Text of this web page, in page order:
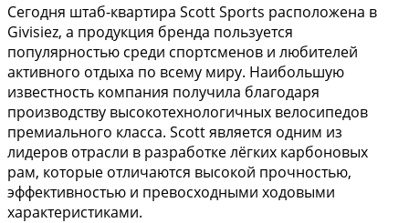
Сегодня штаб-квартира Scott Sports расположена в
Givisiez, а продукция бренда пользуется
популярностью среди спортсменов и любителей
активного отдыха по всему миру. Наибольшую
известность компания получила благодаря
производству высокотехнологичных велосипедов
премиального класса. Scott является одним из
лидеров отрасли в разработке лёгких карбоновых
рам, которые отличаются высокой прочностью,
эффективностью и превосходными ходовыми
характеристиками.